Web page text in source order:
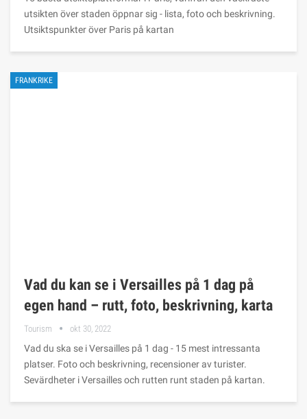
utsikten över staden öppnar sig - lista, foto och beskrivning.
Utsiktspunkter över Paris på kartan
FRANKRIKE
Vad du kan se i Versailles på 1 dag på
egen hand – rutt, foto, beskrivning, karta
Tourism okt 30, 2022
Vad du ska se i Versailles på 1 dag - 15 mest intressanta
platser. Foto och beskrivning, recensioner av turister.
Sevärdheter i Versailles och rutten runt staden på kartan.